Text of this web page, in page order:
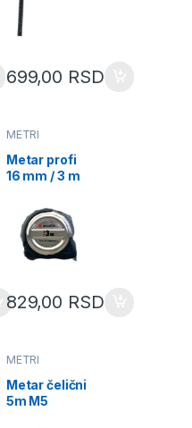
699,00 RSD
METRI
Metar profi
16 mm / 3 m
829,00 RSD
METRI
Metar čelični
5m M5